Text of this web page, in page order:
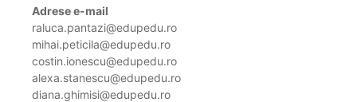
Adrese e-mail
raluca.pantazi@edupedu.ro
mihai.peticila@edupedu.ro
costin.ionescu@edupedu.ro
alexa.stanescu@edupedu.ro
diana.ghimisi@edupedu.ro